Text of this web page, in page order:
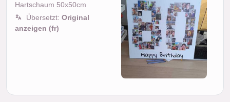
Hartschaum 50x50cm
Übersetzt: Original
anzeigen (fr)